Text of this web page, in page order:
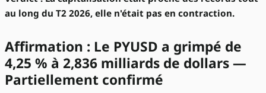
au long du T2 2026, elle n'était pas en contraction.
Affirmation : Le PYUSD a grimpé de
4,25 % à 2,836 milliards de dollars —
Partiellement confirmé